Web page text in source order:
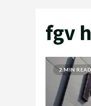
fgv
2 MIN READ